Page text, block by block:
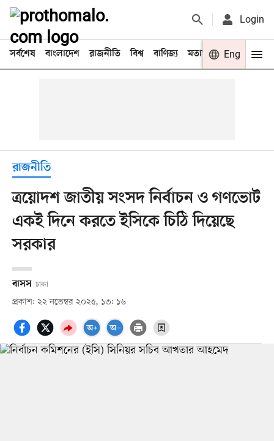
Login
সর্বশেষ বাংলাদেশ রাজনীতি বিশ্ব বাণিজ্য মতামত খেলা
Eng
রাজনীতি
ত্রয়োদশ জাতীয় সংসদ নির্বাচন ও গণভোট
একই দিনে করতে ইসিকে চিঠি দিয়েছে
সরকার
বাসস ঢাকা
প্রকাশ: ২২ নভেম্বর ২০২৫, ১৩: ১৬